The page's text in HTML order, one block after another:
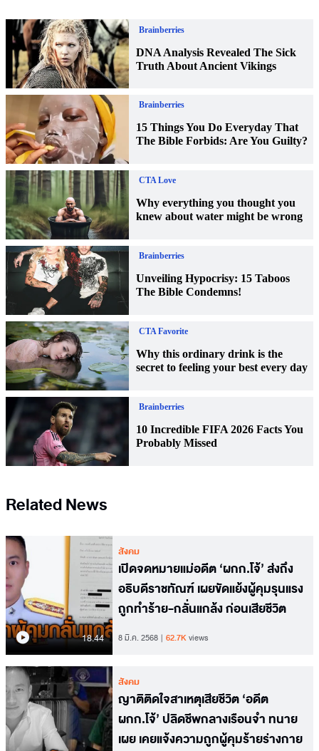
Related News
18.44
สังคม
เปิดจดหมายแม่อดีต ‘ผกก.โจ้’ ส่งถึง
อธิบดีราชทัณฑ์ เผยขัดแย้งผู้คุมรุนแรง
ถูกทำร้าย-กลั่นแกล้ง ก่อนเสียชีวิต
8 มี.ค. 2568 62.7Kviews
สังคม
ญาติติดใจสาเหตุเสียชีวิต ‘อดีต
ผกก.โจ้’ ปลิดชีพกลางเรือนจำ ทนาย
เผย เคยแจ้งความถูกผู้คุมร้ายร่างกาย